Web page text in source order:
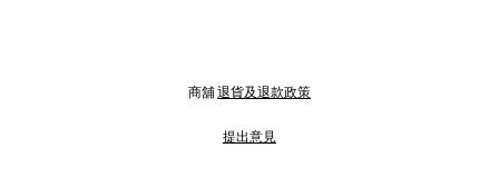
商舖退貨及退款政策
提出意見